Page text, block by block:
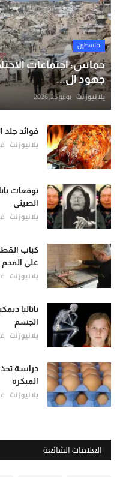
فلسطين
حماس: اجتماعات
جهود ال...
يلا نيوز نت يونيو 25, 2026
فوائد جلد
يلا نيوز نت
توقعات
الصيني
يلا نيوز نت
كباب
على الفحم
يلا نيوز نت
ناتاليا
الجسم
يلا نيوز نت
دراسة
المبكرة
يلا نيوز نت
العلامات الشائعة